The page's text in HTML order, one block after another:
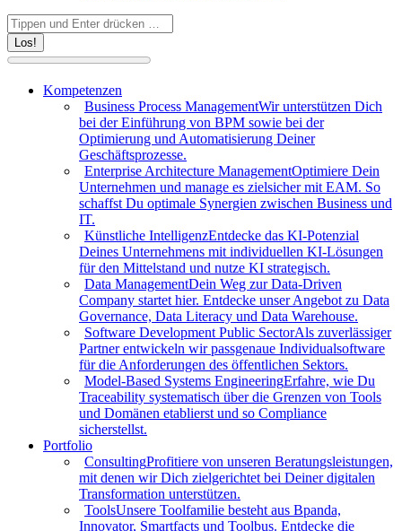
Search:
Kompetenzen
Business Process ManagementWir unterstützen Dich
bei der Einführung von BPM sowie bei der
Optimierung und Automatisierung Deiner
Geschäftsprozesse.
Enterprise Architecture ManagementOptimiere Dein
Unternehmen und manage es zielsicher mit EAM. So
schaffst Du optimale Synergien zwischen Business und
IT.
Künstliche IntelligenzEntdecke das KI-Potenzial
Deines Unternehmens mit individuellen KI-Lösungen
für den Mittelstand und nutze KI strategisch.
Data ManagementDein Weg zur Data-Driven
Company startet hier. Entdecke unser Angebot zu Data
Governance, Data Literacy und Data Warehouse.
Software Development Public SectorAls zuverlässiger
Partner entwickeln wir passgenaue Individualsoftware
für die Anforderungen des öffentlichen Sektors.
Model-Based Systems EngineeringErfahre, wie Du
Traceability systematisch über die Grenzen von Tools
und Domänen etablierst und so Compliance
sicherstellst.
Portfolio
ConsultingProfitiere von unseren Beratungsleistungen,
mit denen wir Dich zielgerichtet bei Deiner digitalen
Transformation unterstützen.
ToolsUnsere Toolfamilie besteht aus Bpanda,
Innovator, Smartfacts und Toolbus. Entdecke die